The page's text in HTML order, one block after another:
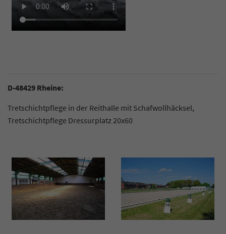
D-48429 Rheine:
Tretschichtpflege in der Reithalle mit Schafwollhäcksel,
Tretschichtpflege Dressurplatz 20x60
Daten umfassen die Anzahl der Besucher, die
Quelle, aus der sie stammen, und die Seiten